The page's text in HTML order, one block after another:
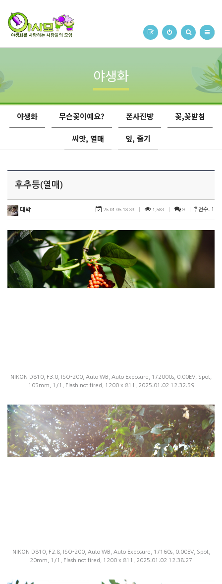
야생화
야생화 무슨꽃이예요? 폰사진방 꽃,꽃받침
씨앗, 열매 잎, 줄기
후추등(열매)
대박 25-01-05 18:33 1,583 9 추천수: 1
NIKON D810, F3.0, ISO-200, Auto WB, Auto Exposure, 1/2000s, 0.00EV, Spot,
105mm, 1/1, Flash not fired, 1200 x 811, 2025:01:02 12:32:59
NIKON D810, F2.8, ISO-200, Auto WB, Auto Exposure, 1/160s, 0.00EV, Spot,
20mm, 1/1, Flash not fired, 1200 x 811, 2025:01:02 12:38:27